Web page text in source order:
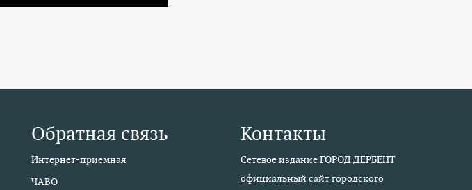
Обратная связь
Интернет-приемная
ЧАВО
Контакты
Сетевое издание ГОРОД ДЕРБЕНТ
официальный сайт городского